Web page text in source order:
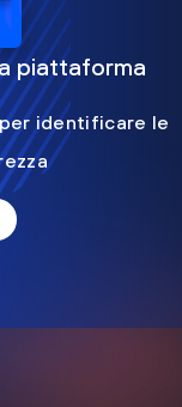
piattaforma
identificare le